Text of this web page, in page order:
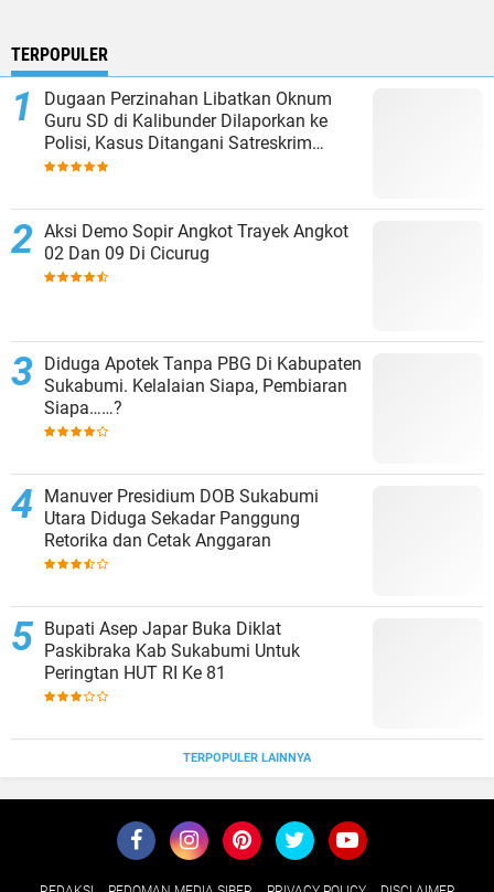
TERPOPULER
Dugaan Perzinahan Libatkan Oknum
Guru SD di Kalibunder Dilaporkan ke
Polisi, Kasus Ditangani Satreskrim
Polres Sukabumi
Aksi Demo Sopir Angkot Trayek Angkot
02 Dan 09 Di Cicurug
Diduga Apotek Tanpa PBG Di Kabupaten
Sukabumi. Kelalaian Siapa, Pembiaran
Siapa……?
Manuver Presidium DOB Sukabumi
Utara Diduga Sekadar Panggung
Retorika dan Cetak Anggaran
Bupati Asep Japar Buka Diklat
Paskibraka Kab Sukabumi Untuk
Peringtan HUT RI Ke 81
TERPOPULER LAINNYA